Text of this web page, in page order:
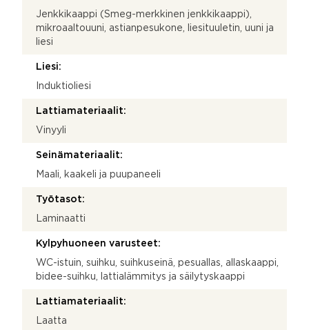
Jenkkikaappi (Smeg-merkkinen jenkkikaappi),
mikroaaltouuni, astianpesukone, liesituuletin, uuni ja
liesi
Liesi:
Induktioliesi
Lattiamateriaalit:
Vinyyli
Seinämateriaalit:
Maali, kaakeli ja puupaneeli
Työtasot:
Laminaatti
Kylpyhuoneen varusteet:
WC-istuin, suihku, suihkuseinä, pesuallas, allaskaappi,
bidee-suihku, lattialämmitys ja säilytyskaappi
Lattiamateriaalit:
Laatta